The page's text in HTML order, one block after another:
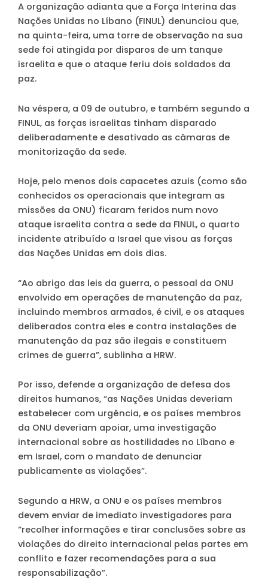
A organização adianta que a Força Interina das
Nações Unidas no Líbano (FINUL) denunciou que,
na quinta-feira, uma torre de observação na sua
sede foi atingida por disparos de um tanque
israelita e que o ataque feriu dois soldados da
paz.
Na véspera, a 09 de outubro, e também segundo a
FINUL, as forças israelitas tinham disparado
deliberadamente e desativado as câmaras de
monitorização da sede.
Hoje, pelo menos dois capacetes azuis (como são
conhecidos os operacionais que integram as
missões da ONU) ficaram feridos num novo
ataque israelita contra a sede da FINUL, o quarto
incidente atribuído a Israel que visou as forças
das Nações Unidas em dois dias.
“Ao abrigo das leis da guerra, o pessoal da ONU
envolvido em operações de manutenção da paz,
incluindo membros armados, é civil, e os ataques
deliberados contra eles e contra instalações de
manutenção da paz são ilegais e constituem
crimes de guerra”, sublinha a HRW.
Por isso, defende a organização de defesa dos
direitos humanos, “as Nações Unidas deveriam
estabelecer com urgência, e os países membros
da ONU deveriam apoiar, uma investigação
internacional sobre as hostilidades no Líbano e
em Israel, com o mandato de denunciar
publicamente as violações”.
Segundo a HRW, a ONU e os países membros
devem enviar de imediato investigadores para
“recolher informações e tirar conclusões sobre as
violações do direito internacional pelas partes em
conflito e fazer recomendações para a sua
responsabilização”.